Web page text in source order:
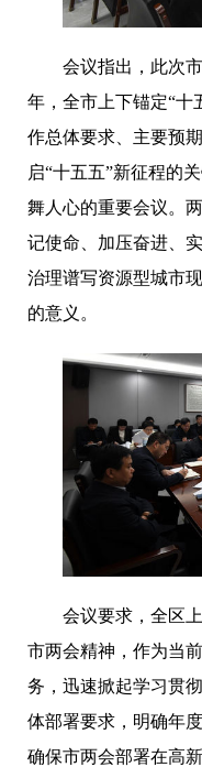
会议指出，此次
年，全市上下锚定“十
作总体要求、主要预
启“十五五”新征程的
舞人心的重要会议。
记使命、加压奋进、
治理谱写资源型城市
的意义。
会议要求，全区
市两会精神，作为当
务，迅速掀起学习贯
体部署要求，明确年
确保市两会部署在高